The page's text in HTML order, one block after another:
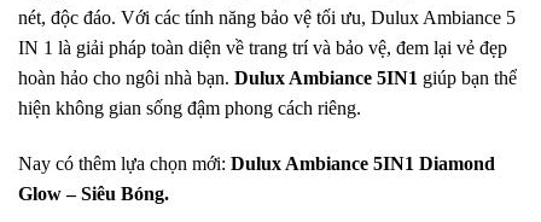
nét, độc đáo. Với các tính năng bảo vệ tối ưu, Dulux Ambiance 5
IN 1 là giải pháp toàn diện về trang trí và bảo vệ, đem lại vẻ đẹp
hoàn hảo cho ngôi nhà bạn. Dulux Ambiance 5IN1 giúp bạn thể
hiện không gian sống đậm phong cách riêng.
Nay có thêm lựa chọn mới: Dulux Ambiance 5IN1 Diamond
Glow – Siêu Bóng.